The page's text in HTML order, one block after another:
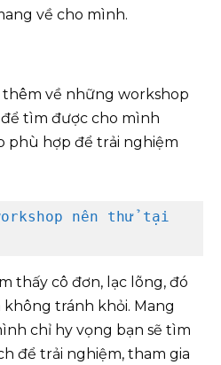
về cho mình.
về những workshop
tìm được cho mình
phù hợp để trải nghiệm
nên thử tại
thấy cô đơn, lạc lõng, đó
tránh khỏi. Mang
chỉ hy vọng bạn sẽ tìm
để trải nghiệm, tham gia